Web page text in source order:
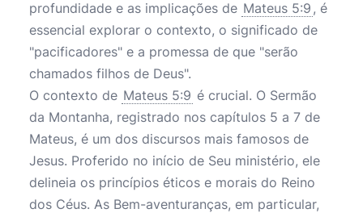
profundidade e as implicações de Mateus 5:9 , é
essencial explorar o contexto, o significado de
"pacificadores" e a promessa de que "serão
chamados filhos de Deus".
O contexto de Mateus 5:9 é crucial. O Sermão
da Montanha, registrado nos capítulos 5 a 7 de
Mateus, é um dos discursos mais famosos de
Jesus. Proferido no início de Seu ministério, ele
delineia os princípios éticos e morais do Reino
dos Céus. As Bem-aventuranças, em particular,